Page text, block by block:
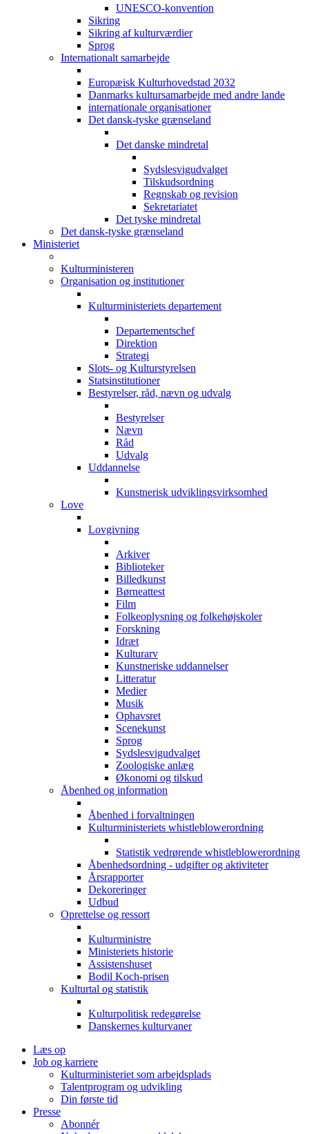
UNESCO-konvention
Sikring
Sikring af kulturværdier
Sprog
Internationalt samarbejde
Europæisk Kulturhovedstad 2032
Danmarks kultursamarbejde med andre lande
internationale organisationer
Det dansk-tyske grænseland
Det danske mindretal
Sydslesvigudvalget
Tilskudsordning
Regnskab og revision
Sekretariatet
Det tyske mindretal
Det dansk-tyske grænseland
Ministeriet
Kulturministeren
Organisation og institutioner
Kulturministeriets departement
Departementschef
Direktion
Strategi
Slots- og Kulturstyrelsen
Statsinstitutioner
Bestyrelser, råd, nævn og udvalg
Bestyrelser
Nævn
Råd
Udvalg
Uddannelse
Kunstnerisk udviklingsvirksomhed
Love
Lovgivning
Arkiver
Biblioteker
Billedkunst
Børneattest
Film
Folkeoplysning og folkehøjskoler
Forskning
Idræt
Kulturarv
Kunstneriske uddannelser
Litteratur
Medier
Musik
Ophavsret
Scenekunst
Sprog
Sydslesvigudvalget
Zoologiske anlæg
Økonomi og tilskud
Åbenhed og information
Åbenhed i forvaltningen
Kulturministeriets whistleblowerordning
Statistik vedrørende whistleblowerordning
Åbenhedsordning - udgifter og aktiviteter
Årsrapporter
Dekoreringer
Udbud
Oprettelse og ressort
Kulturministre
Ministeriets historie
Assistenshuset
Bodil Koch-prisen
Kulturtal og statistik
Kulturpolitisk redegørelse
Danskernes kulturvaner
Læs op
Job og karriere
Kulturministeriet som arbejdsplads
Talentprogram og udvikling
Din første tid
Presse
Abonnér